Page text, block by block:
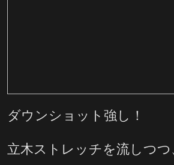
ダウンショット強し！
立木ストレッチを流しつ